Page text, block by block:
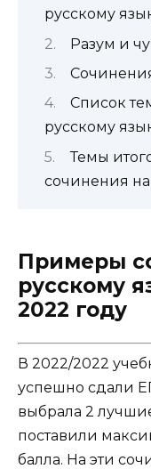
русскому
Разум и
Список
русскому
Темы
сочинения
Примеры
русскому
2022 году
В 2022/2022
успешно сдали
выбрала 2
поставили
балла. На эти